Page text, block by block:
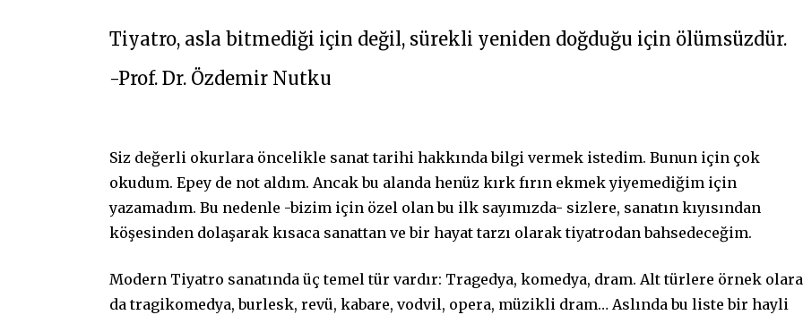
Tiyatro, asla bitmediği için değil, sürekli yeniden doğduğu için ölümsüzdür.
-Prof. Dr. Özdemir Nutku
Siz değerli okurlara öncelikle sanat tarihi hakkında bilgi vermek istedim. Bunun için çok
okudum. Epey de not aldım. Ancak bu alanda henüz kırk fırın ekmek yiyemediğim için
yazamadım. Bu nedenle -bizim için özel olan bu ilk sayımızda- sizlere, sanatın kıyısından
köşesinden dolaşarak kısaca sanattan ve bir hayat tarzı olarak tiyatrodan bahsedeceğim.
Modern Tiyatro sanatında üç temel tür vardır: Tragedya, komedya, dram. Alt türlere örnek
da tragikomedya, burlesk, revü, kabare, vodvil, opera, müzikli dram… Aslında bu liste bir hayli